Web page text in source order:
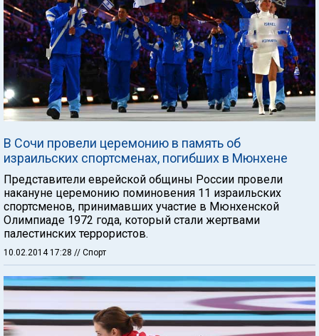
В Сочи провели церемонию в память об
израильских спортсменах, погибших в Мюнхене
Представители еврейской общины России провели
накануне церемонию поминовения 11 израильских
спортсменов, принимавших участие в Мюнхенской
Олимпиаде 1972 года, который стали жертвами
палестинских террористов.
10.02.2014 17:28 // Спорт